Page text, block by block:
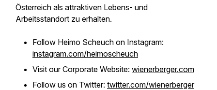
Österreich als attraktiven Lebens- und
Arbeitsstandort zu erhalten.
Follow Heimo Scheuch on Instagram:
instagram.com/heimoscheuch
Visit our Corporate Website: wienerberger.com
Follow us on Twitter: twitter.com/wienerberger